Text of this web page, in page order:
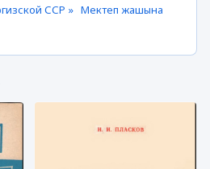
ССР » Мектеп жашына